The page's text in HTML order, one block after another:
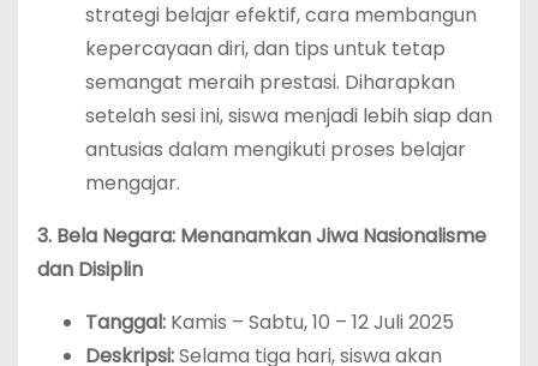
strategi belajar efektif, cara membangun
kepercayaan diri, dan tips untuk tetap
semangat meraih prestasi. Diharapkan
setelah sesi ini, siswa menjadi lebih siap dan
antusias dalam mengikuti proses belajar
mengajar.
3. Bela Negara: Menanamkan Jiwa Nasionalisme
dan Disiplin
Tanggal: Kamis – Sabtu, 10 – 12 Juli 2025
Deskripsi:Selama tiga hari, siswa akan